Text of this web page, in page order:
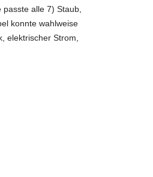
alle 7) Staub,
konnte wahlweise
elektrischer Strom,